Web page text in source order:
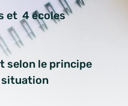
et 4 écoles
selon le principe
situation